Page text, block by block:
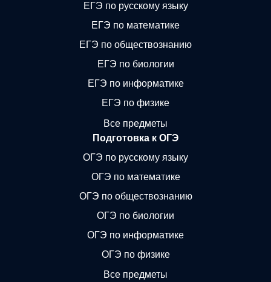
ЕГЭ по русскому языку
ЕГЭ по математике
ЕГЭ по обществознанию
ЕГЭ по биологии
ЕГЭ по информатике
ЕГЭ по физике
Все предметы
Подготовка к ОГЭ
ОГЭ по русскому языку
ОГЭ по математике
ОГЭ по обществознанию
ОГЭ по биологии
ОГЭ по информатике
ОГЭ по физике
Все предметы